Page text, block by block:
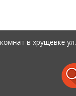
в хрущевке ул.